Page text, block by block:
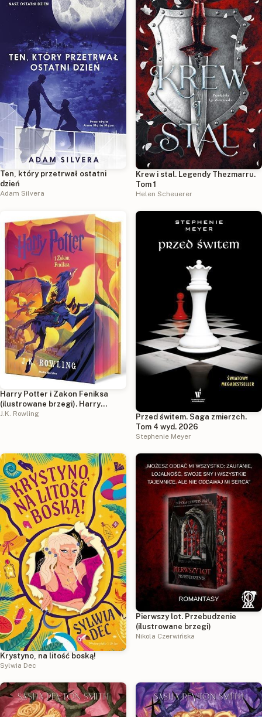
Ten, który przetrwał ostatni
dzień
Adam Silvera
Krew i stal. Legendy Thezmarru.
Tom 1
Helen Scheuerer
Harry Potter i Zakon Feniksa
(ilustrowane brzegi). Harry
Potter
J.K. Rowling
Przed świtem. Saga zmierzch.
Tom 4 wyd. 2026
Stephenie Meyer
Krystyno, na litość boską!
Sylwia Dec
Pierwszy lot. Przebudzenie
(ilustrowane brzegi)
Nikola Czerwińska